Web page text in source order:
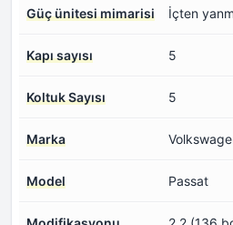
Güç ünitesi mimarisi İçten
Kapı sayısı 5
Koltuk Sayısı 5
Marka
Model Passat